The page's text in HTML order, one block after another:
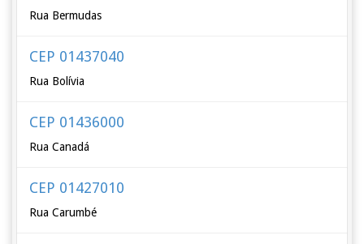
Rua Bermudas
CEP 01437040
Rua Bolívia
CEP 01436000
Rua Canadá
CEP 01427010
Rua Carumbé